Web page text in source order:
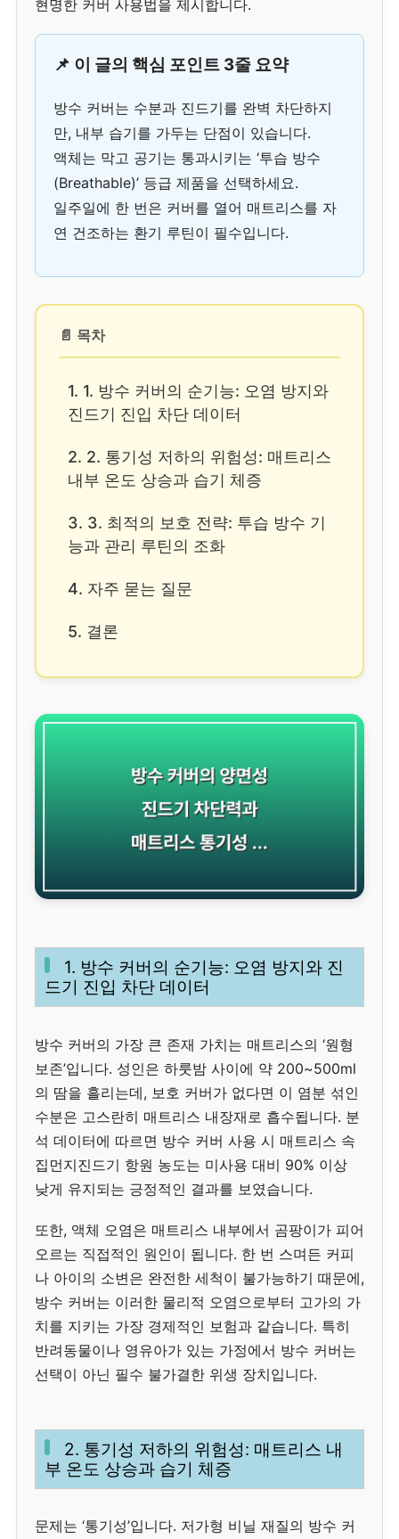
현명한 커버 사용법을 제시합니다.
📌 이 글의 핵심 포인트 3줄 요약
방수 커버는 수분과 진드기를 완벽 차단하지
만, 내부 습기를 가두는 단점이 있습니다.
액체는 막고 공기는 통과시키는 ‘투습 방수
(Breathable)’ 등급 제품을 선택하세요.
일주일에 한 번은 커버를 열어 매트리스를 자
연 건조하는 환기 루틴이 필수입니다.
📄 목차
1. 1. 방수 커버의 순기능: 오염 방지와
진드기 진입 차단 데이터
2. 2. 통기성 저하의 위험성: 매트리스
내부 온도 상승과 습기 체증
3. 3. 최적의 보호 전략: 투습 방수 기
능과 관리 루틴의 조화
4. 자주 묻는 질문
5. 결론
1. 방수 커버의 순기능: 오염 방지와 진
드기 진입 차단 데이터
방수 커버의 가장 큰 존재 가치는 매트리스의 ‘원형
보존’입니다. 성인은 하룻밤 사이에 약 200~500ml
의 땀을 흘리는데, 보호 커버가 없다면 이 염분 섞인
수분은 고스란히 매트리스 내장재로 흡수됩니다. 분
석 데이터에 따르면 방수 커버 사용 시 매트리스 속
집먼지진드기 항원 농도는 미사용 대비 90% 이상
낮게 유지되는 긍정적인 결과를 보였습니다.
또한, 액체 오염은 매트리스 내부에서 곰팡이가 피어
오르는 직접적인 원인이 됩니다. 한 번 스며든 커피
나 아이의 소변은 완전한 세척이 불가능하기 때문에,
방수 커버는 이러한 물리적 오염으로부터 고가의 가
치를 지키는 가장 경제적인 보험과 같습니다. 특히
반려동물이나 영유아가 있는 가정에서 방수 커버는
선택이 아닌 필수 불가결한 위생 장치입니다.
2. 통기성 저하의 위험성: 매트리스 내
부 온도 상승과 습기 체증
문제는 ‘통기성’입니다. 저가형 비닐 재질의 방수 커